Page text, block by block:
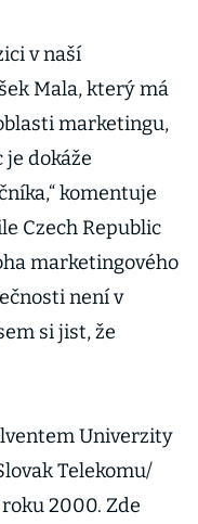
v naší
Mala, který má
marketingu,
je dokáže
komentuje
Czech Republic
marketingového
není v
si jist, že
Univerzity
Telekomu/
2000. Zde